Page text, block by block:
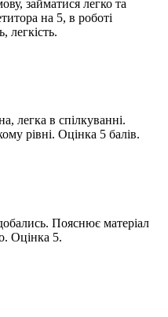
займатися легко та
на 5, в роботі
легкість.
легка в спілкуванні.
рівні. Оцінка 5 балів.
Пояснює матеріал
Оцінка 5.